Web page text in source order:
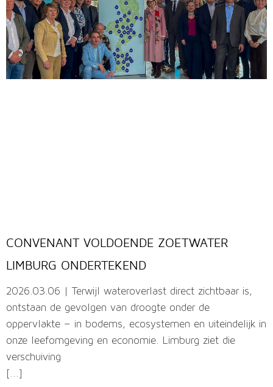
CONVENANT VOLDOENDE ZOETWATER
LIMBURG ONDERTEKEND
2026.03.06 | Terwijl wateroverlast direct zichtbaar is,
ontstaan de gevolgen van droogte onder de
oppervlakte – in bodems, ecosystemen en uiteindelijk in
onze leefomgeving en economie. Limburg ziet die
verschuiving
[...]